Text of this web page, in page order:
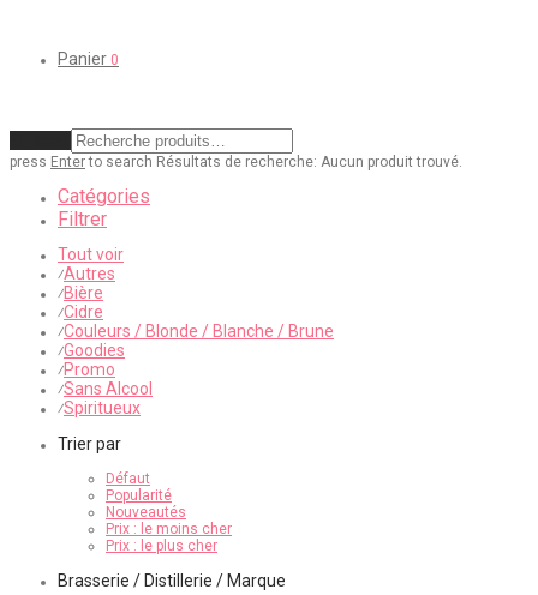
Panier 0
press Enterto search Résultats de recherche: Aucun produit trouvé.
Catégories
Filtrer
Tout voir
⁄Autres
⁄Bière
⁄Cidre
⁄Couleurs / Blonde / Blanche / Brune
⁄Goodies
⁄Promo
⁄Sans Alcool
⁄Spiritueux
Trier par
Défaut
Popularité
Nouveautés
Prix : le moins cher
Prix : le plus cher
Brasserie / Distillerie / Marque